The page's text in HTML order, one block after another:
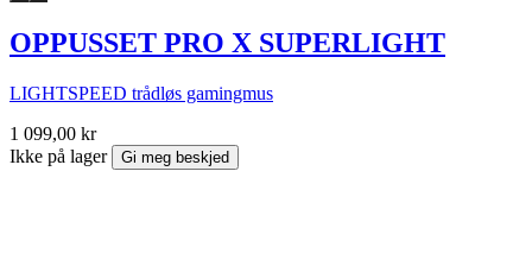
OPPUSSET PRO X SUPERLIGHT
LIGHTSPEED trådløs gamingmus
1 099,00 kr
Ikke på lager
Gi meg beskjed